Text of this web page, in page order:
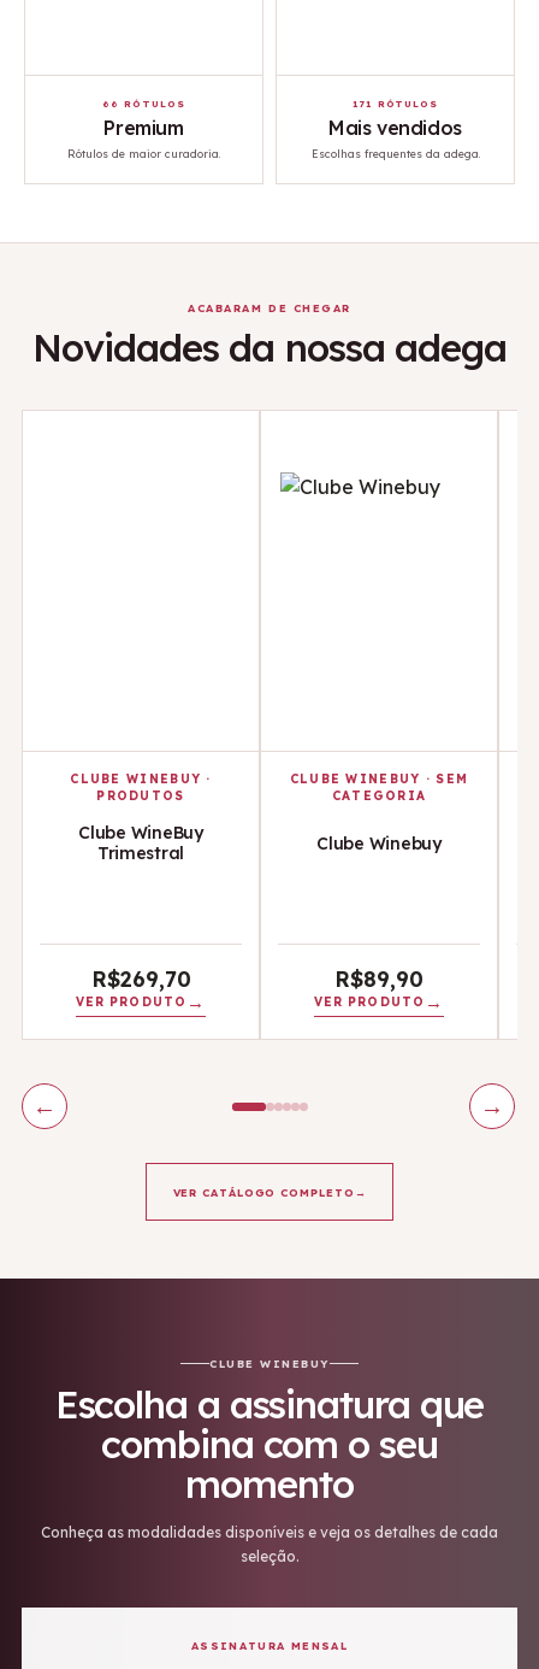
66 RÓTULOS
Premium
Rótulos de maior curadoria.
171 RÓTULOS
Mais vendidos
Escolhas frequentes da adega.
ACABARAM DE CHEGAR
Novidades da nossa adega
CLUBE WINEBUY ·
PRODUTOS
Clube WineBuy
Trimestral
R$269,70
VER PRODUTO
CLUBE WINEBUY ·SEM
CATEGORIA
Clube Winebuy
R$89,90
VER PRODUTO
← →
VER CATÁLOGO COMPLETO →
CLUBE WINEBUY
Escolha a assinatura que
combina com o seu
momento
Conheça as modalidades disponíveis e veja os detalhes de cada
seleção.
ASSINATURA MENSAL